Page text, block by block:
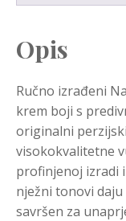
Opis
Ručno izrađeni
krem boji s
originalni
visokokvalitetne
profinjenoj izradi
nježni tonovi
savršen za